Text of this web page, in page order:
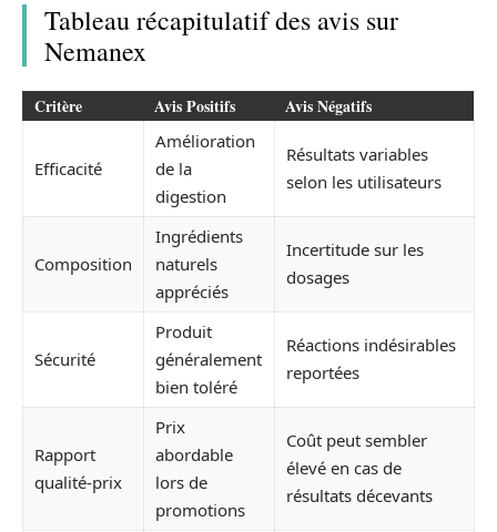
Tableau récapitulatif des avis sur
Nemanex
Critère Avis Positifs Avis Négatifs
Efficacité
Amélioration
de la
digestion
Résultats variables
selon les utilisateurs
Composition
Ingrédients
naturels
appréciés
Incertitude sur les
dosages
Sécurité
Produit
généralement
bien toléré
Réactions indésirables
reportées
Rapport
qualité-prix
Prix
abordable
lors de
promotions
Coût peut sembler
élevé en cas de
résultats décevants